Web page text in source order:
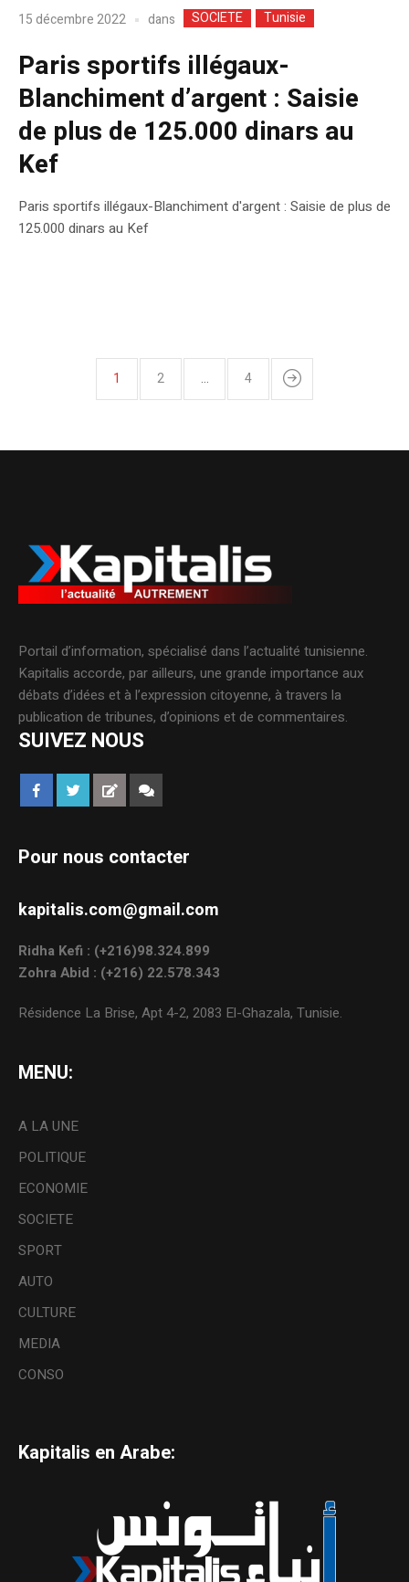
15 décembre 2022 dans SOCIETE Tunisie
Paris sportifs illégaux-
Blanchiment d’argent : Saisie
de plus de 125.000 dinars au
Kef
Paris sportifs illégaux-Blanchiment d'argent : Saisie de plus de
125.000 dinars au Kef
1 2 … 4
Portail d’information, spécialisé dans l’actualité tunisienne.
Kapitalis accorde, par ailleurs, une grande importance aux
débats d’idées et à l’expression citoyenne, à travers la
publication de tribunes, d’opinions et de commentaires.
SUIVEZ NOUS
Pour nous contacter
kapitalis.com@gmail.com
Ridha Kefi : (+216)98.324.899
Zohra Abid : (+216) 22.578.343
Résidence La Brise, Apt 4-2, 2083 El-Ghazala, Tunisie.
MENU:
A LA UNE
POLITIQUE
ECONOMIE
SOCIETE
SPORT
AUTO
CULTURE
MEDIA
CONSO
Kapitalis en Arabe: